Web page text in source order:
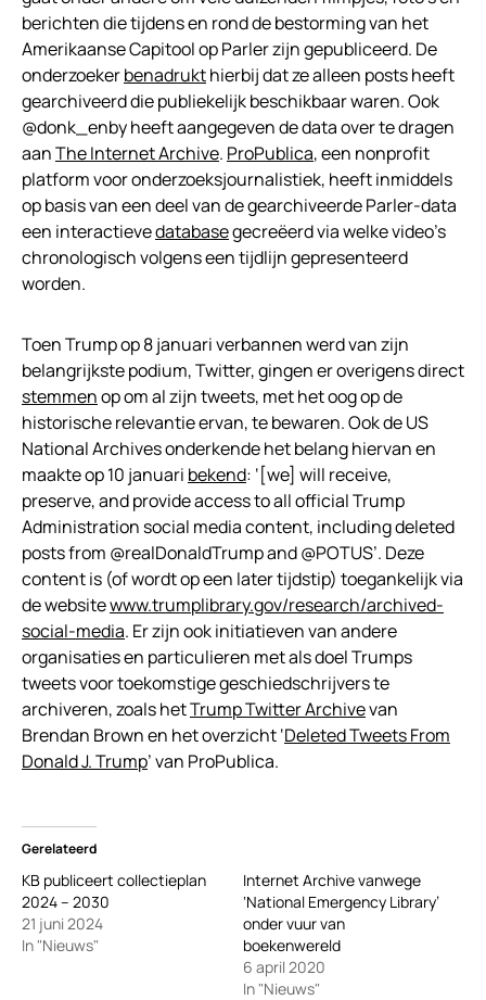
berichten die tijdens en rond de bestorming van het
Amerikaanse Capitool op Parler zijn gepubliceerd. De
onderzoekerbenadrukthierbij dat ze alleen posts heeft
gearchiveerd die publiekelijk beschikbaar waren. Ook
@donk_enby heeft aangegeven de data over te dragen
aanThe Internet Archive. ProPublica, een nonprofit
platform voor onderzoeksjournalistiek, heeft inmiddels
op basis van een deel van de gearchiveerde Parler-data
een interactievedatabasegecreëerd via welke video’s
chronologisch volgens een tijdlijn gepresenteerd
worden.
Toen Trump op 8 januari verbannen werd van zijn
belangrijkste podium, Twitter, gingen er overigens direct
stemmenop om al zijn tweets, met het oog op de
historische relevantie ervan, te bewaren. Ook de US
National Archives onderkende het belang hiervan en
maakte op 10 januari bekend: ‘[we] will receive,
preserve, and provide access to all official Trump
Administration social media content, including deleted
posts from @realDonaldTrump and @POTUS’. Deze
content is (of wordt op een later tijdstip) toegankelijk via
de websitewww.trumplibrary.gov/research/archived-
social-media. Er zijn ook initiatieven van andere
organisaties en particulieren met als doel Trumps
tweets voor toekomstige geschiedschrijvers te
archiveren, zoals hetTrump Twitter Archivevan
Brendan Brown en het overzicht ‘Deleted Tweets From
Donald J. Trump’ van ProPublica.
Gerelateerd
KB publiceert collectieplan
2024 – 2030
21 juni 2024
In "Nieuws"
Internet Archive vanwege
‘National Emergency Library’
onder vuur van
boekenwereld
6 april 2020
In "Nieuws"